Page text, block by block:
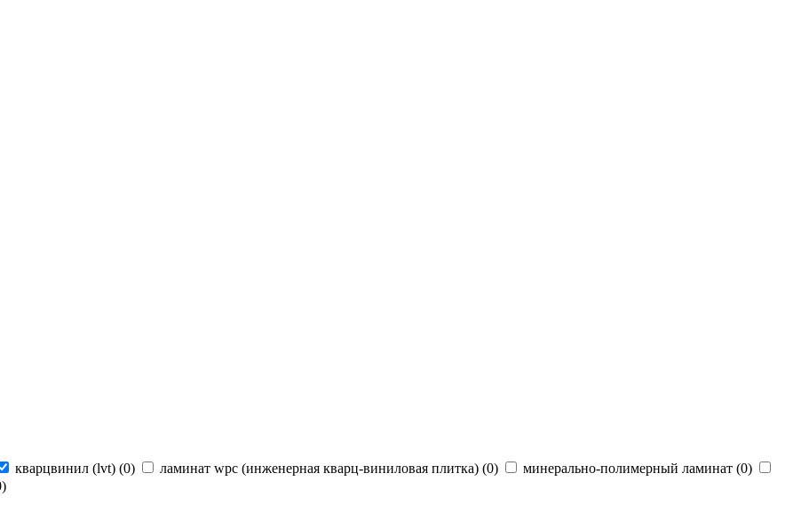
кварцвинил (lvt) (0) ламинат wpc (инженерная кварц-виниловая плитка) (0) минерально-полимерный ламинат (0)
)